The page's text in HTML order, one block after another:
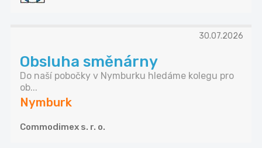
30.07.2026
Obsluha směnárny
Do naší pobočky v Nymburku hledáme kolegu pro
ob...
Nymburk
Commodimex s. r. o.